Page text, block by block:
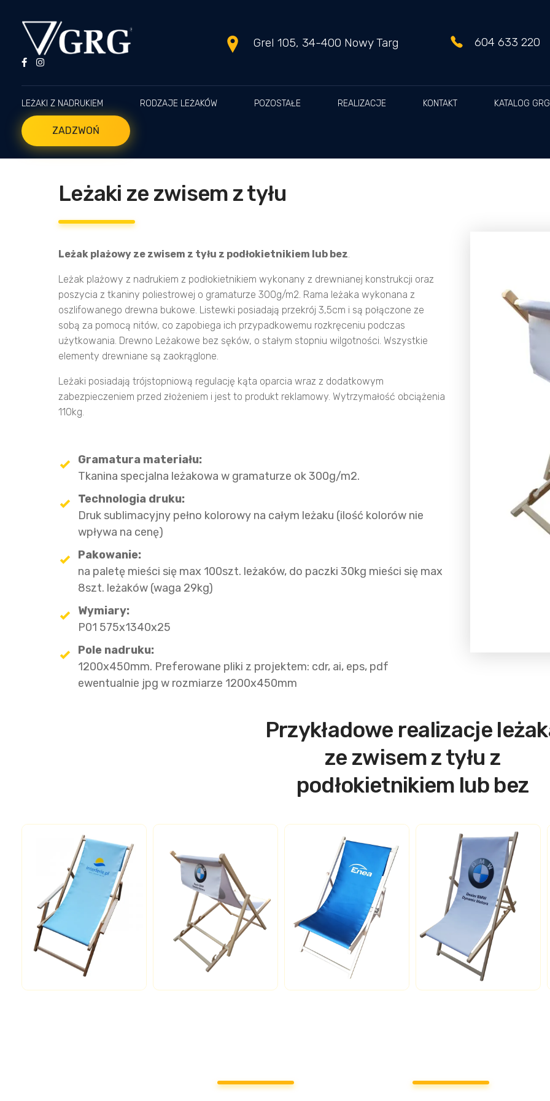
Grel 105, 34-400 Nowy Targ 604 633 220
LEŻAKI Z NADRUKIEM RODZAJE LEŻAKÓW POZOSTAŁE REALIZACJE KONTAKT KATALOG GRG
ZADZWOŃ
Leżaki ze zwisem z tyłu
Leżak plażowy ze zwisem z tyłu z podłokietnikiem lub bez
Leżak plażowy z nadrukiem z podłokietnikiem wykonany z drewnianej konstrukcji oraz
poszycia z tkaniny poliestrowej o gramaturze 300g/m2. Rama leżaka wykonana z
oszlifowanego drewna bukowe. Listewki posiadają przekrój 3,5cm i są połączone ze
sobą za pomocą nitów, co zapobiega ich przypadkowemu rozkręceniu podczas
użytkowania. Drewno Leżakowe bez sęków, o stałym stopniu wilgotności. Wszystkie
elementy drewniane są zaokrąglone.
Leżaki posiadają trójstopniową regulację kąta oparcia wraz z dodatkowym
zabezpieczeniem przed złożeniem i jest to produkt reklamowy. Wytrzymałość obciążenia
110kg.
Gramatura materiału:
Tkanina specjalna leżakowa w gramaturze ok 300g/m2.
Technologia druku:
Druk sublimacyjny pełno kolorowy na całym leżaku (ilość kolorów nie
wpływa na cenę)
Pakowanie:
na paletę mieści się max 100szt. leżaków, do paczki 30kg mieści się max
8szt. leżaków (waga 29kg)
Wymiary:
P01 575x1340x25
Pole nadruku:
1200x450mm. Preferowane pliki z projektem: cdr, ai, eps, pdf
ewentualnie jpg w rozmiarze 1200x450mm
Przykładowe realizacje
ze zwisem z tyłu z
podłokietnikiem lub bez